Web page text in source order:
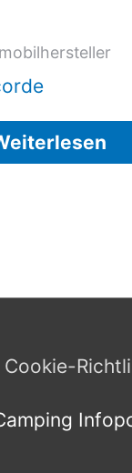
Cookie-